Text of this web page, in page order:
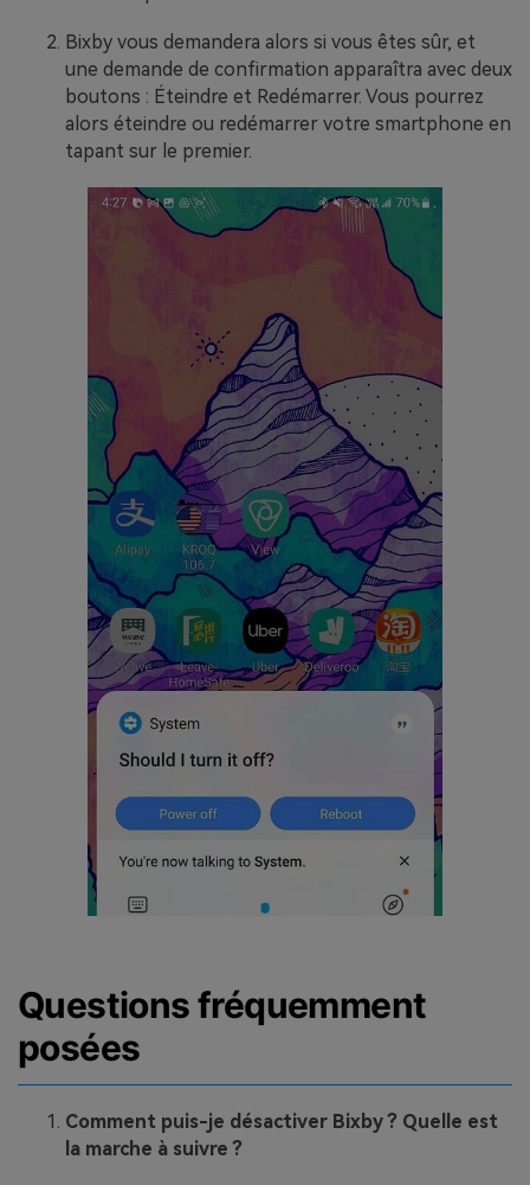
Bixby vous demandera alors si vous êtes sûr, et
une demande de confirmation apparaîtra avec deux
boutons : Éteindre et Redémarrer. Vous pourrez
alors éteindre ou redémarrer votre smartphone en
tapant sur le premier.
Questions fréquemment
posées
Comment puis-je désactiver Bixby ? Quelle est
la marche à suivre ?